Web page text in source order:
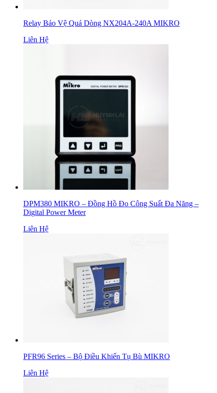
Relay Bảo Vệ Quá Dòng NX204A-240A MIKRO
Liên Hệ
DPM380 MIKRO – Đồng Hồ Đo Công Suất Đa Năng –
Digital Power Meter
Liên Hệ
PFR96 Series – Bộ Điều Khiển Tụ Bù MIKRO
Liên Hệ